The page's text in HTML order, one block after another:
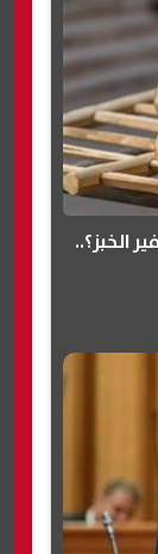
الخبز؟..